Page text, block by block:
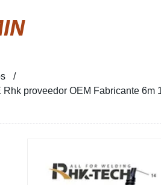
proveedor OEM Fabricante